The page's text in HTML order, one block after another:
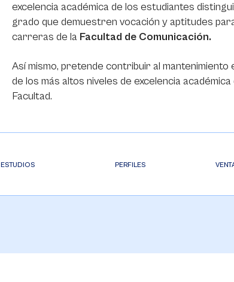
excelencia académica de los estudiantes
grado que demuestren vocación y aptitudes
carreras de la Facultad de Comunicación.
Así mismo, pretende contribuir al mantenimiento
de los más altos niveles de excelencia
Facultad.
PERFILES